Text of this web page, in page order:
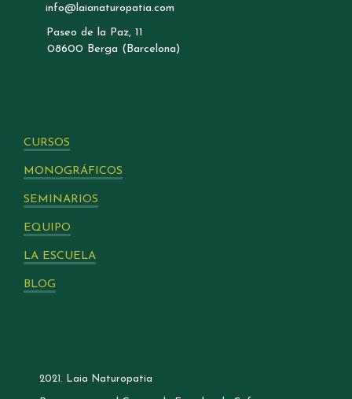
info@laianaturopatia.com
Paseo de la Paz, 11
08600 Berga (Barcelona)
CURSOS
MONOGRÁFICOS
SEMINARIOS
EQUIPO
LA ESCUELA
BLOG
2021. Laia Naturopatia